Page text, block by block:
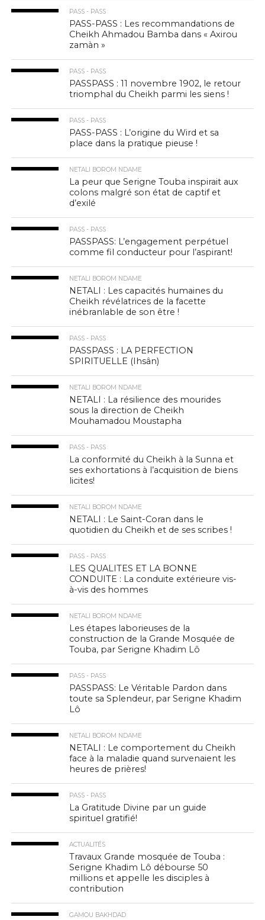
PASS - PASS
PASS-PASS : Les recommandations de
Cheikh Ahmadou Bamba dans « Axirou
zamàn »
PASS - PASS
PASSPASS : 11 novembre 1902, le retour
triomphal du Cheikh parmi les siens !
PASS - PASS
PASS-PASS : L’origine du Wird et sa
place dans la pratique pieuse !
NETALI BOROM NDAME
La peur que Serigne Touba inspirait aux
colons malgré son état de captif et
d’exilé
PASS - PASS
PASSPASS: L’engagement perpétuel
comme fil conducteur pour l’aspirant!
NETALI BOROM NDAME
NETALI : Les capacités humaines du
Cheikh révélatrices de la facette
inébranlable de son être !
PASS - PASS
PASSPASS : LA PERFECTION
SPIRITUELLE (Ihsân)
NETALI BOROM NDAME
NETALI : La résilience des mourides
sous la direction de Cheikh
Mouhamadou Moustapha
PASS - PASS
La conformité du Cheikh à la Sunna et
ses exhortations à l’acquisition de biens
licites!
NETALI BOROM NDAME
NETALI : Le Saint-Coran dans le
quotidien du Cheikh et de ses scribes !
PASS - PASS
LES QUALITES ET LA BONNE
CONDUITE : La conduite extérieure vis-
à-vis des hommes
NETALI BOROM NDAME
Les étapes laborieuses de la
construction de la Grande Mosquée de
Touba, par Serigne Khadim Lô
PASS - PASS
PASSPASS: Le Véritable Pardon dans
toute sa Splendeur, par Serigne Khadim
Lô
NETALI BOROM NDAME
NETALI : Le comportement du Cheikh
face à la maladie quand survenaient les
heures de prières!
PASS - PASS
La Gratitude Divine par un guide
spirituel gratifié!
ACTUALITÉS
Travaux Grande mosquée de Touba :
Serigne Khadim Lô débourse 50
millions et appelle les disciples à
contribution
GAMOU BAKHDAD